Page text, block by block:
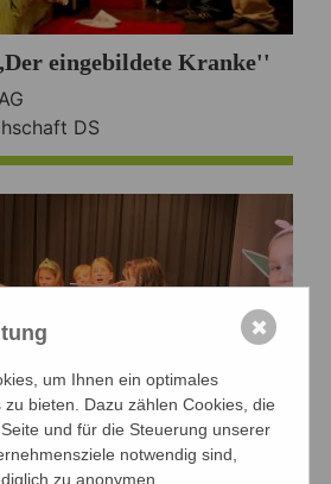
eingebildete Kranke''
DS
um Ihnen ein optimales
bieten. Dazu zählen Cookies, die
und für die Steuerung unserer
notwendig sind,
zu anonymen
✖